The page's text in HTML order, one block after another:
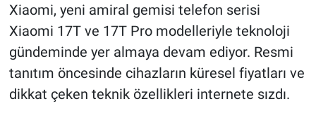
Xiaomi, yeni amiral gemisi telefon serisi
Xiaomi 17T ve 17T Pro modelleriyle teknoloji
gündeminde yer almaya devam ediyor. Resmi
tanıtım öncesinde cihazların küresel fiyatları ve
dikkat çeken teknik özellikleri internete sızdı.